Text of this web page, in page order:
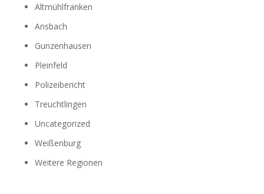
Altmühlfranken
Ansbach
Gunzenhausen
Pleinfeld
Polizeibericht
Treuchtlingen
Uncategorized
Weißenburg
Weitere Regionen